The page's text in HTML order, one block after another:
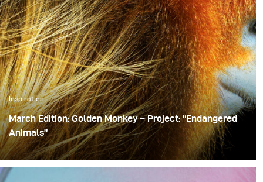
Inspiration
March Edition: Golden Monkey – Project: “Endangered
Animals”
We are sharing on a month base some more of the key
stories from ‘Endangered’ that were featured in the